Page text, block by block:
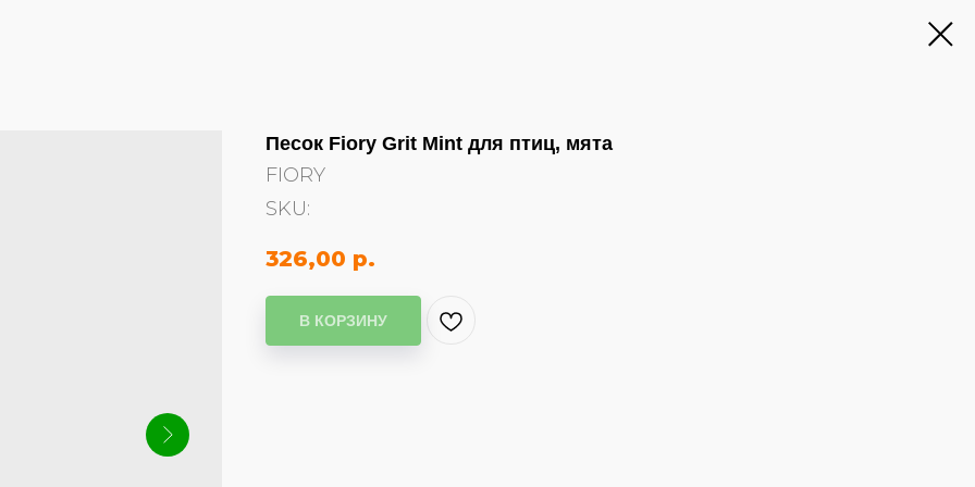
Песок Fiory Grit Mint для птиц, мята
FIORY
SKU:
326,00 р.
В КОРЗИНУ